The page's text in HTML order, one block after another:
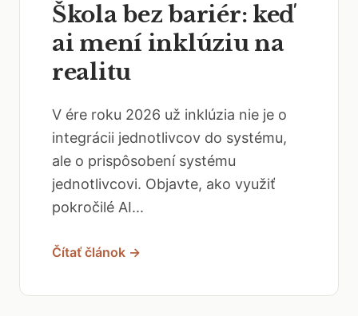
Škola bez bariér: keď
ai mení inklúziu na
realitu
V ére roku 2026 už inklúzia nie je o
integrácii jednotlivcov do systému,
ale o prispôsobení systému
jednotlivcovi. Objavte, ako využiť
pokročilé AI...
Čítať článok →